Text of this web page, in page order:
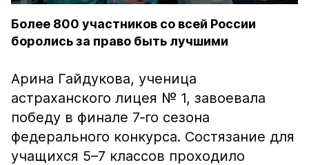
Более 800 участников со всей России
боролись за право быть лучшими
Арина Гайдукова, ученица
астраханского лицея № 1, завоевала
победу в финале 7‑го сезона
федерального конкурса. Состязание для
учащихся 5–7 классов проходило